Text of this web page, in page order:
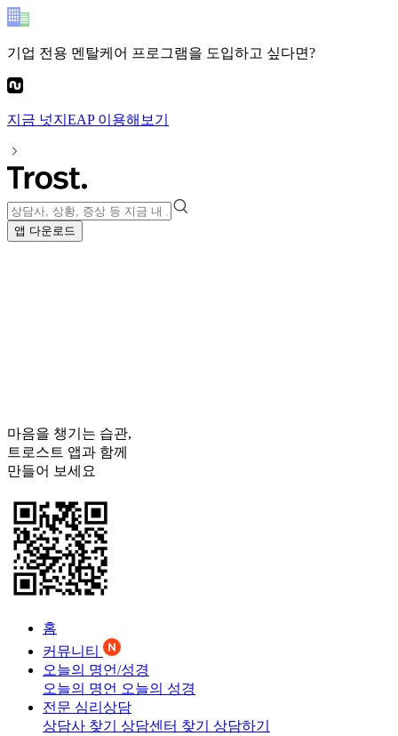
기업 전용 멘탈케어 프로그램을 도입하고 싶다면?
지금 넛지EAP이용해보기
앱 다운로드
마음을 챙기는 습관,
트로스트 앱과 함께
만들어 보세요
홈
커뮤니티
오늘의 명언/성경
오늘의 명언 오늘의 성경
전문 심리상담
상담사 찾기 상담센터 찾기 상담하기